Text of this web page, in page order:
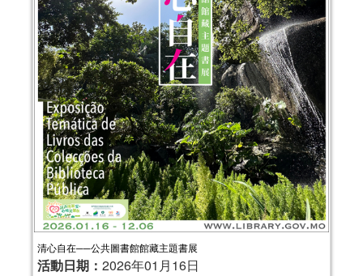
清心自在──公共圖書館館藏主題書展
活動日期： 2026年01月16日